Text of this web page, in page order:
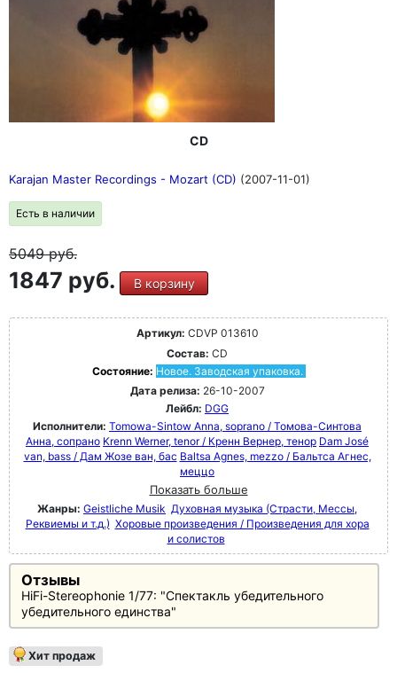
CD
Karajan Master Recordings - Mozart (CD) (2007-11-01)
Есть в наличии
5049руб.
1847 руб. В корзину
Артикул: CDVP 013610
Состав: CD
Состояние: Новое. Заводская упаковка.
Дата релиза: 26-10-2007
Лейбл: DGG
Исполнители: Tomowa-Sintow Anna, soprano / Томова-Синтова
Анна, сопрано Krenn Werner, tenor / Кренн Вернер, тенор Dam José
van, bass / Дам Жозе ван, бас Baltsa Agnes, mezzo / Бальтса Агнес,
меццо
Показать больше
Жанры: Geistliche Musik Духовная музыка (Страсти, Мессы,
Реквиемы и т.д.) Хоровые произведения / Произведения для хора
и солистов
Отзывы
HiFi-Stereophonie 1/77: "Спектакль убедительного
убедительного единства"
Хит продаж